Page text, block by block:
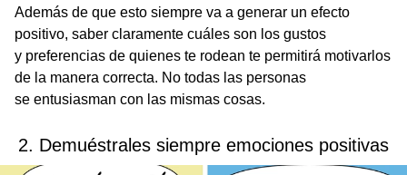
Además de que esto siempre va a generar un efecto
positivo, saber claramente cuáles son los gustos
y preferencias de quienes te rodean te permitirá motivarlos
de la manera correcta. No todas las personas
se entusiasman con las mismas cosas.
2. Demuéstrales siempre emociones positivas